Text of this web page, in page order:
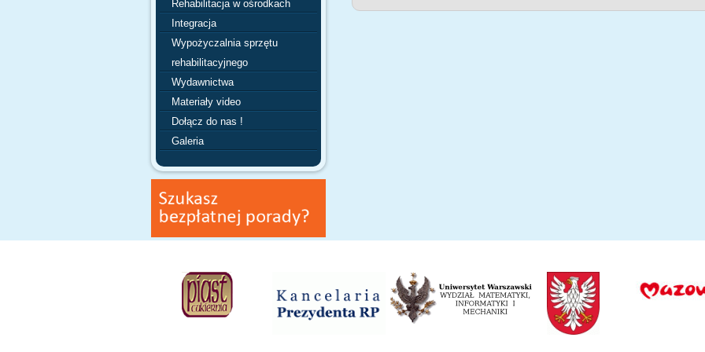
Rehabilitacja w ośrodkach
Integracja
Wypożyczalnia sprzętu
rehabilitacyjnego
Wydawnictwa
Materiały video
Dołącz do nas !
Galeria